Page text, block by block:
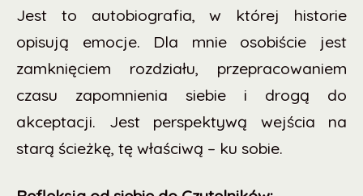
Jest to autobiografia, w której historie
opisują emocje. Dla mnie osobiście jest
zamknięciem rozdziału, przepracowaniem
czasu zapomnienia siebie i drogą do
akceptacji. Jest perspektywą wejścia na
starą ścieżkę, tę właściwą – ku sobie.